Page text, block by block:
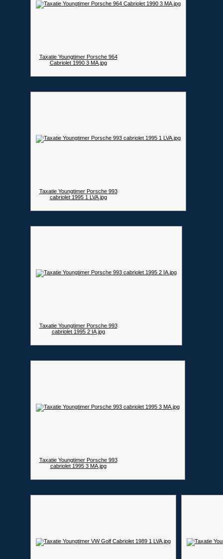
Taxatie Youngtimer Porsche 964
Cabriolet 1990 3 MA.jpg
Taxatie Youngtimer Porsche 993
cabriolet 1995 1 LVA.jpg
Taxatie Youngtimer Porsche 993
cabriolet 1995 2 IA.jpg
Taxatie Youngtimer Porsche 993
cabriolet 1995 3 MA.jpg